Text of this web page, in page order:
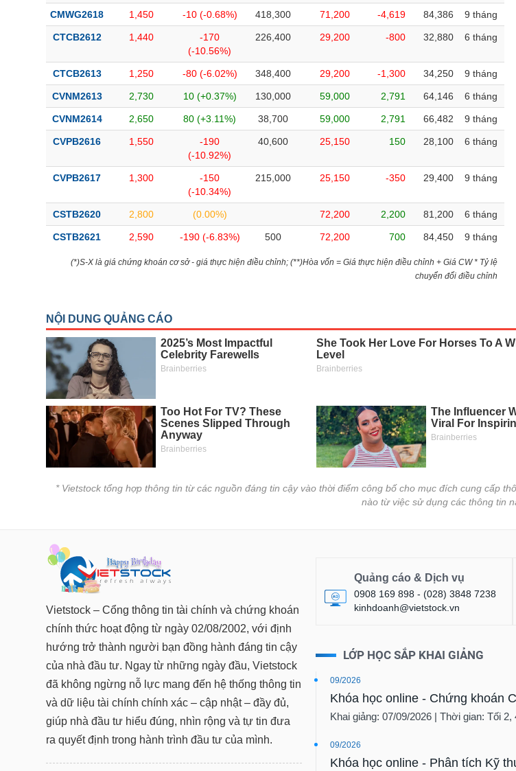
CMWG2618 1,450 -10 (-0.68%) 418,300 71,200 -4,619 84,386 9 tháng
CTCB2612 1,440
-170
(-10.56%)
226,400 29,200 -800 32,880 6 tháng
CTCB2613 1,250 -80 (-6.02%) 348,400 29,200 -1,300 34,250 9 tháng
CVNM2613 2,730 10 (+0.37%) 130,000 59,000 2,791 64,146 6 tháng
CVNM2614 2,650 80 (+3.11%) 38,700 59,000 2,791 66,482 9 tháng
CVPB2616 1,550
-190
(-10.92%)
40,600 25,150 150 28,100 6 tháng
CVPB2617 1,300
-150
(-10.34%)
215,000 25,150 -350 29,400 9 tháng
CSTB2620 2,800 (0.00%) 72,200 2,200 81,200 6 tháng
CSTB2621 2,590 -190 (-6.83%) 500 72,200 700 84,450 9 tháng
(*)S-X là giá chứng khoán cơ sở - giá thực hiện điều chỉnh; (**)Hòa vốn = Giá thực hiện điều chỉnh + Giá CW * Tỷ lệ
chuyển đổi điều chỉnh
* Vietstock tổng hợp thông tin từ các nguồn đáng tin cậy vào thời điểm công bố cho mục đích cung cấp
nào từ việc sử dụng các thông tin
Vietstock – Cổng thông tin tài chính và chứng khoán
chính thức hoạt động từ ngày 02/08/2002, với định
hướng trở thành người bạn đồng hành đáng tin cậy
của nhà đầu tư. Ngay từ những ngày đầu, Vietstock
đã không ngừng nỗ lực mang đến hệ thống thông tin
và dữ liệu tài chính chính xác – cập nhật – đầy đủ,
giúp nhà đầu tư hiểu đúng, nhìn rộng và tự tin đưa
ra quyết định trong hành trình đầu tư của mình.
Quảng cáo & Dịch vụ
0908 169 898 - (028) 3848 7238
kinhdoanh@vietstock.vn
LỚP HỌC SẮP KHAI GIẢNG
09/2026
Khóa học online - Chứng khoán
Khai giảng: 07/09/2026 | Thời gian: Tối 2,
09/2026
Khóa học online - Phân tích Kỹ